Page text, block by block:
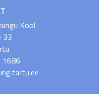
Kool
33
1686